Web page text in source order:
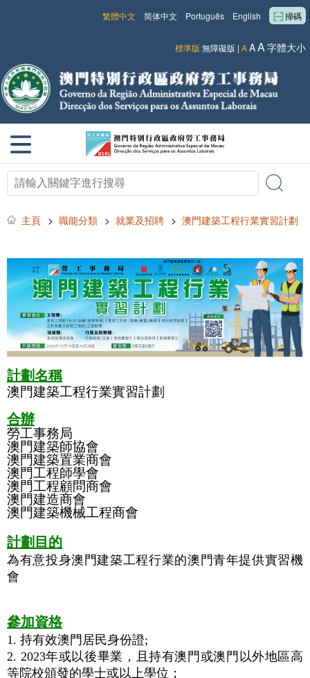
掃碼
English
Português
简体中文
繁體中文
標準版 無障礙版 | AAA字體大小
主頁 > 職能分類 > 就業及招聘 > 澳門建築工程行業實習計劃
計劃名稱
澳門建築工程行業實習計劃
合辦
勞工事務局
澳門建築師協會
澳門建築置業商會
澳門工程師學會
澳門工程顧問商會
澳門建造商會
澳門建築機械工程商會
計劃目的
為有意投身澳門建築工程行業的澳門青年提供實習機
會
參加資格
1. 持有效澳門居民身份證;
2. 2023年或以後畢業，且持有澳門或澳門以外地區高
等院校頒發的學士或以上學位；